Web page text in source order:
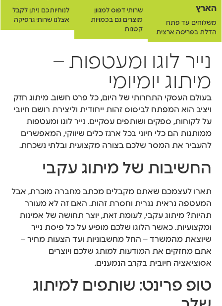
הארץ
משלוחים עד פתח
הדלת בפריסה ארצית
שרותי דפוס למגוון
מוצרים גם בכמויות
קטנות
לנוחיותכם ניתן לקבל
אצלנו שרותי גרפיקה
נייר לוגו ומעטפות –
מיתוג יומיומי
בעולם העסקי התחרותי של היום, כל פרט חשוב. מיתוג חזק
ויציב הוא המפתח לביסוס זהות ייחודית וליצירת רושם חיובי
על לקוחות, ספקים ושותפים עסקיים. נייר לוגו ומעטפות
ממותגות הם כלי חיוני בכל ארגז כלים שיווקי, המאפשרים
להעביר את המסר שלכם בצורה מקצועית ובלתי נשכחת.
החשיבות של מיתוג עקבי
תארו לעצמכם שאתם מקבלים מכתב מחברה מוכרת, אבל
המעטפה נראית גנרית וחסרת זהות. האם זה לא מעורר
תהיות? מיתוג עקבי, לעומת זאת, יוצר תחושה של אמינות
ומקצועיות. כאשר הלוגו שלכם מופיע על כל פיסת נייר
שיוצאת מהמשרד – החל מחשבוניות ועד הצעות מחיר –
אתם מחזקים את המודעות למותג שלכם ויוצרים
אסוציאציה חיובית בקרב הנמענים.
טופ פרינט: שותפים למיתוג